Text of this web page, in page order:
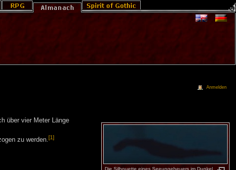
Die Silhouette eines Seeungeheuers im Dunkel
über vier Meter Länge
zu werden.[1]
Anmelden